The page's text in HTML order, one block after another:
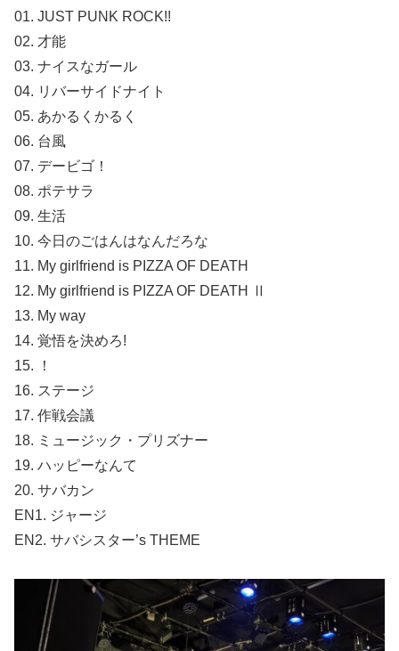
01. JUST PUNK ROCK!!
02. 才能
03. ナイスなガール
04. リバーサイドナイト
05. あかるくかるく
06. 台風
07. デービゴ！
08. ポテサラ
09. 生活
10. 今日のごはんはなんだろな
11. My girlfriend is PIZZA OF DEATH
12. My girlfriend is PIZZA OF DEATH Ⅱ
13. My way
14. 覚悟を決めろ!
15. ！
16. ステージ
17. 作戦会議
18. ミュージック・プリズナー
19. ハッピーなんて
20. サバカン
EN1. ジャージ
EN2. サバシスター’s THEME